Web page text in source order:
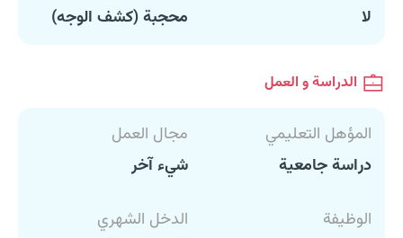
لا
محجبة (كشف الوجه)
الدراسة و العمل
المؤهل التعليمي
دراسة جامعية
مجال العمل
شيء آخر
الوظيفة
الدخل الشهري